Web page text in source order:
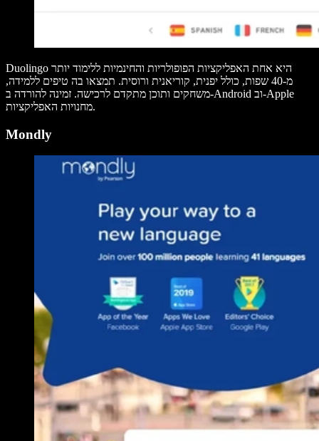
Duolingo היא אחת האפליקציות הפופולריות והחינמיות ללימוד יותר
מ-40 שפות, כולל יפנית, קוריאנית ורוסית. תמצאו בה טיפים ללמידה,
משחקים ותוכן מתקדם לרכישה. זמינה להורדה ב-Android וב-Apple
מחנויות האפליקציות.
Mondly